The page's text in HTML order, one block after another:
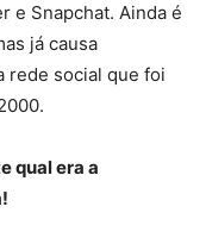
e Snapchat. Ainda é
já causa
rede social que foi
qual era a